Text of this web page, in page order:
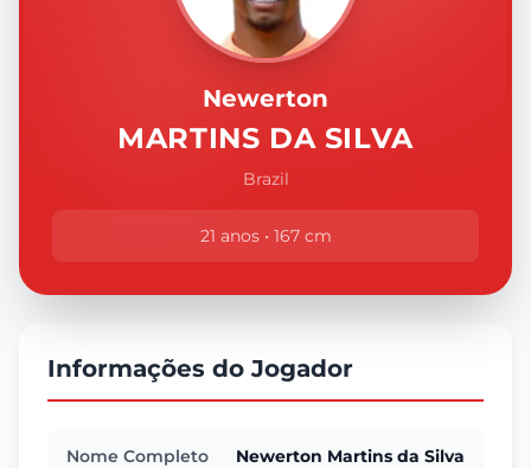
Newerton
MARTINS DA SILVA
Brazil
21 anos • 167 cm
Informações do Jogador
Nome Completo Newerton Martins da Silva